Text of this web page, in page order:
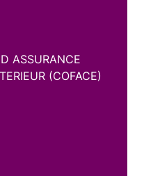
ASSURANCE
(COFACE)